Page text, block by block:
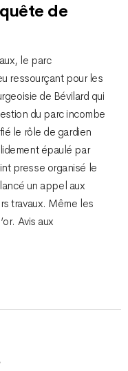
de
le parc
ressourçant pour les
de Bévilard qui
du parc incombe
le rôle de gardien
épaulé par
presse organisé le
un appel aux
travaux. Même les
Avis aux